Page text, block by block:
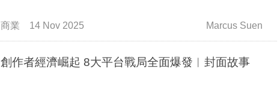
商業 14 Nov 2025 Marcus Suen
創作者經濟崛起 8大平台戰局全面爆發︳封面故事